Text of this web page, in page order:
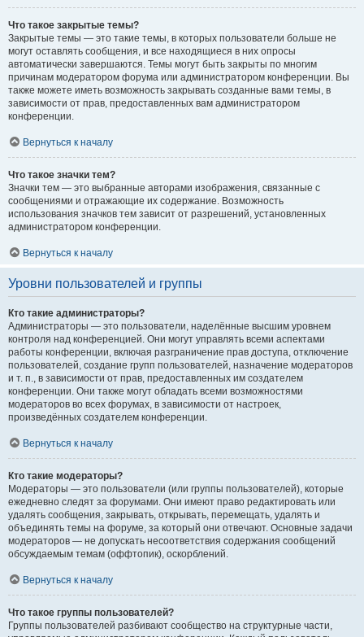
Что такое закрытые темы?
Закрытые темы — это такие темы, в которых пользователи больше не
могут оставлять сообщения, и все находящиеся в них опросы
автоматически завершаются. Темы могут быть закрыты по многим
причинам модератором форума или администратором конференции. Вы
также можете иметь возможность закрывать созданные вами темы, в
зависимости от прав, предоставленных вам администратором
конференции.
Вернуться к началу
Что такое значки тем?
Значки тем — это выбранные авторами изображения, связанные с
сообщениями и отражающие их содержание. Возможность
использования значков тем зависит от разрешений, установленных
администратором конференции.
Вернуться к началу
Уровни пользователей и группы
Кто такие администраторы?
Администраторы — это пользователи, наделённые высшим уровнем
контроля над конференцией. Они могут управлять всеми аспектами
работы конференции, включая разграничение прав доступа, отключение
пользователей, создание групп пользователей, назначение модераторов
и т. п., в зависимости от прав, предоставленных им создателем
конференции. Они также могут обладать всеми возможностями
модераторов во всех форумах, в зависимости от настроек,
произведённых создателем конференции.
Вернуться к началу
Кто такие модераторы?
Модераторы — это пользователи (или группы пользователей), которые
ежедневно следят за форумами. Они имеют право редактировать или
удалять сообщения, закрывать, открывать, перемещать, удалять и
объединять темы на форуме, за который они отвечают. Основные задачи
модераторов — не допускать несоответствия содержания сообщений
обсуждаемым темам (оффтопик), оскорблений.
Вернуться к началу
Что такое группы пользователей?
Группы пользователей разбивают сообщество на структурные части,